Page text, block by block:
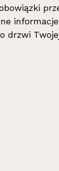
drzwi